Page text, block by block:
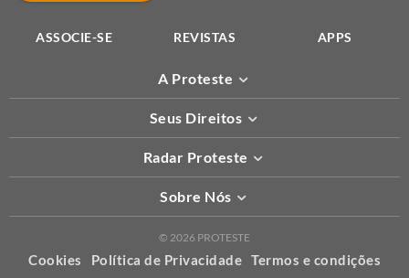
ASSOCIE-SE REVISTAS APPS
A Proteste
Seus Direitos
Radar Proteste
Sobre Nós
© 2026 PROTESTE
Cookies Política de Privacidade Termos e condições